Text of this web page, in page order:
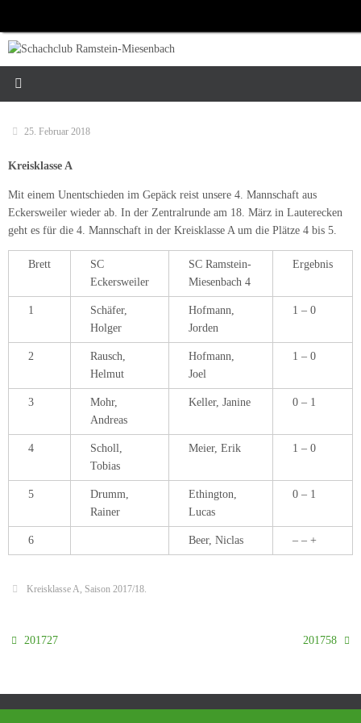
springen
25. Februar 2018
Kreisklasse A
Mit einem Unentschieden im Gepäck reist unsere 4. Mannschaft aus
Eckersweiler wieder ab. In der Zentralrunde am 18. März in Lauterecken
geht es für die 4. Mannschaft in der Kreisklasse A um die Plätze 4 bis 5.
Brett
SC
Eckersweiler
SC Ramstein-
Miesenbach 4
Ergebnis
1
Schäfer,
Holger
Hofmann,
Jorden
1 – 0
2
Rausch,
Helmut
Hofmann,
Joel
1 – 0
3
Mohr,
Andreas
Keller, Janine 0 – 1
4
Scholl,
Tobias
Meier, Erik 1 – 0
5
Drumm,
Rainer
Ethington,
Lucas
0 – 1
6 Beer, Niclas – – +
Kreisklasse A, Saison 2017/18.
201727 201758